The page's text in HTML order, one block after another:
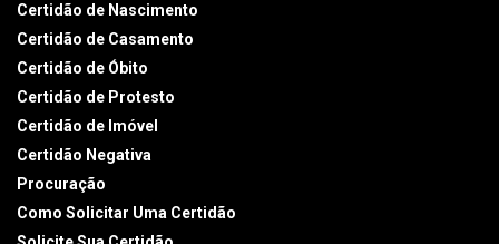
Certidão de Nascimento
Certidão de Casamento
Certidão de Óbito
Certidão de Protesto
Certidão de Imóvel
Certidão Negativa
Procuração
Como Solicitar Uma Certidão